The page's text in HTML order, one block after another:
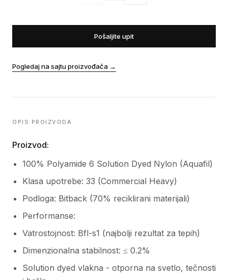
Pošaljite upit
Pogledaj na sajtu proizvođača →
OPIS PROIZVODA
Proizvod:
100% Polyamide 6 Solution Dyed Nylon (Aquafil)
Klasa upotrebe: 33 (Commercial Heavy)
Podloga: Bitback (70% reciklirani materijali)
Performanse:
Vatrostojnost: Bfl-s1 (najbolji rezultat za tepih)
Dimenzionalna stabilnost: ≤ 0.2%
Solution dyed vlakna - otporna na svetlo, tečnosti